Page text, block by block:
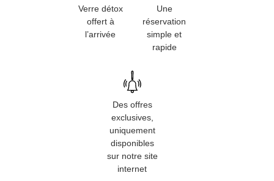
Verre détox
offert à
l’arrivée
Une
réservation
simple et
rapide
Des offres
exclusives,
uniquement
disponibles
sur notre site
internet